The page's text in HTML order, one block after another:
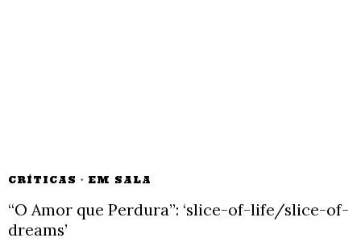
CRÍTICAS · EM SALA
“O Amor que Perdura”: ‘slice-of-life/slice-of-
dreams’